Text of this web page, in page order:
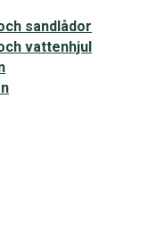
sandlådor
vattenhjul